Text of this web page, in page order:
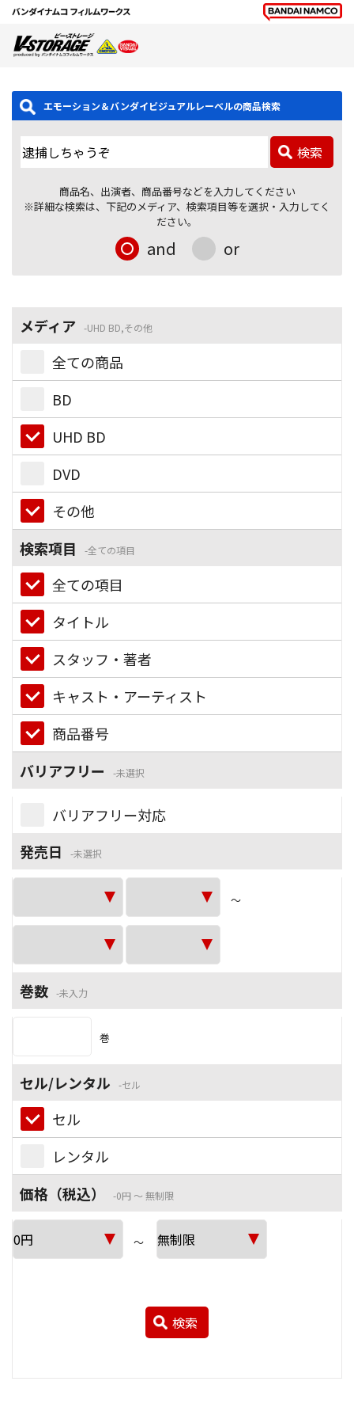
エモーション＆バンダイビジュアルレーベルの商品検索
検索
商品名、出演者、商品番号などを入力してください
※詳細な検索は、下記のメディア、検索項目等を選択・入力してく
ださい。
and or
メディア UHD BD,その他
全ての商品
BD
UHD BD
DVD
その他
検索項目
全ての項目
全ての項目
タイトル
スタッフ・著者
キャスト・アーティスト
商品番号
バリアフリー
未選択
バリアフリー対応
発売日
未選択
～
巻数 未入力
巻
セル/レンタル セル
セル
レンタル
価格（税込）
0円 ～ 無制限
～
検索